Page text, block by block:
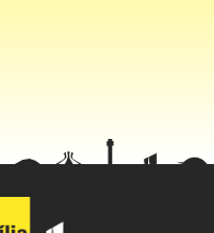
que essa conjuntura